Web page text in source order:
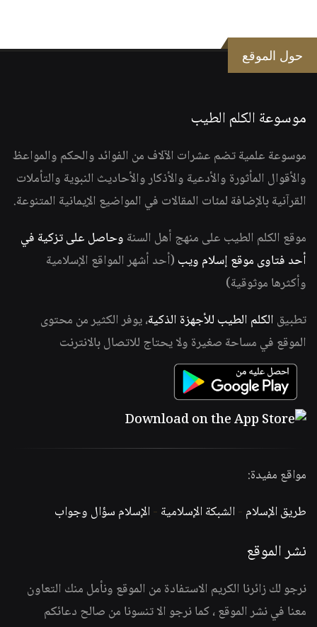
حول الموقع
موسوعة الكلم الطيب
موسوعة علمية تضم عشرات الآلاف من الفوائد والحكم والمواعظ
والأقوال المأثورة والأدعية والأذكار والأحاديث النبوية والتأملات
القرآنية بالإضافة لمئات المقالات في المواضيع الإيمانية المتنوعة.
موقع الكلم الطيب على منهج أهل السنة وحاصل على تزكية في
أحد فتاوى موقع إسلام ويب (أحد أشهر المواقع الإسلامية
وأكثرها موثوقية)
تطبيق الكلم الطيب للأجهزة الذكية، يوفر الكثير من محتوى
الموقع في مساحة صغيرة ولا يحتاج للاتصال بالانترنت
مواقع مفيدة:
طريق الإسلام -الشبكة الإسلامية -الإسلام سؤال وجواب
نشر الموقع
نرجو لك زائرنا الكريم الاستفادة من الموقع ونأمل منك التعاون
معنا في نشر الموقع ، كما نرجو الا تنسونا من صالح دعائكم